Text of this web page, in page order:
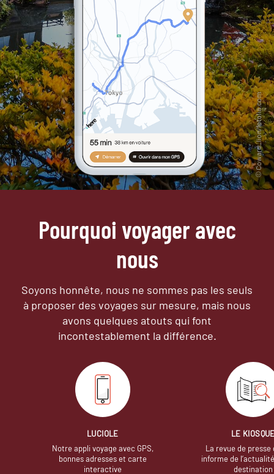
Pourquoi voyager avec
nous
Soyons honnête, nous ne sommes pas les seuls
à proposer des voyages sur mesure, mais nous
avons quelques atouts qui font
incontestablement la différence.
LUCIOLE
Notre appli voyage avec GPS,
bonnes adresses et carte
interactive
LE
La revue de presse
informe de
destination